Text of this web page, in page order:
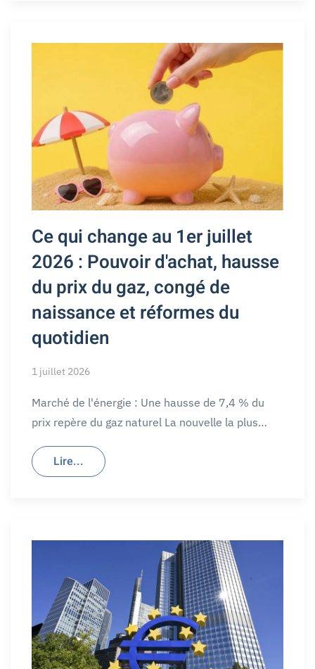
Ce qui change au 1er juillet
2026 : Pouvoir d'achat, hausse
du prix du gaz, congé de
naissance et réformes du
quotidien
1 juillet 2026
Marché de l'énergie : Une hausse de 7,4 % du
prix repère du gaz naturel La nouvelle la plus…
Lire...